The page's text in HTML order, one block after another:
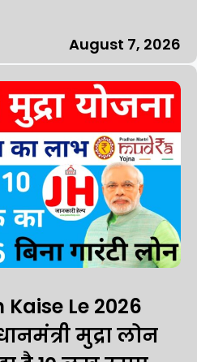
August 7, 2026
Le 2026
मुद्रा लोन